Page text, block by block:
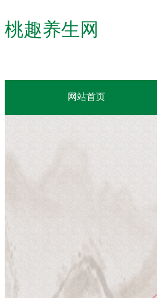
桃趣养生网
网站首页